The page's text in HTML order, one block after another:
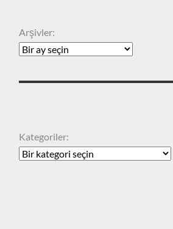
Arşivler:
Kategoriler: